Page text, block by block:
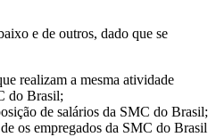
e de outros, dado que se
realizam a mesma atividade
do Brasil;
de salários da SMC do Brasil;
os empregados da SMC do Brasil